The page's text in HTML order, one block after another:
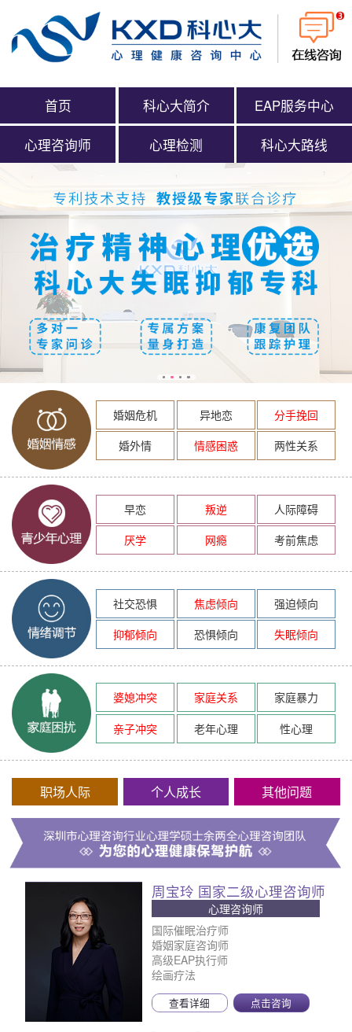
首页 科心大简介 EAP服务中心
心理咨询师 心理检测 科心大路线
婚姻危机 异地恋
分手挽回
婚外情
情感困惑 两性关系
早恋 叛逆
人际障碍
厌学
网瘾 考前焦虑
社交恐惧 焦虑倾向
强迫倾向
抑郁倾向
恐惧倾向 失眠倾向
婆媳冲突 家庭关系
家庭暴力
亲子冲突
老年心理 性心理
职场人际 个人成长 其他问题
周宝玲 国家二级心理咨询师
心理咨询师
国际催眠治疗师
婚姻家庭咨询师
高级EAP执行师
绘画疗法
查看详细 点击咨询